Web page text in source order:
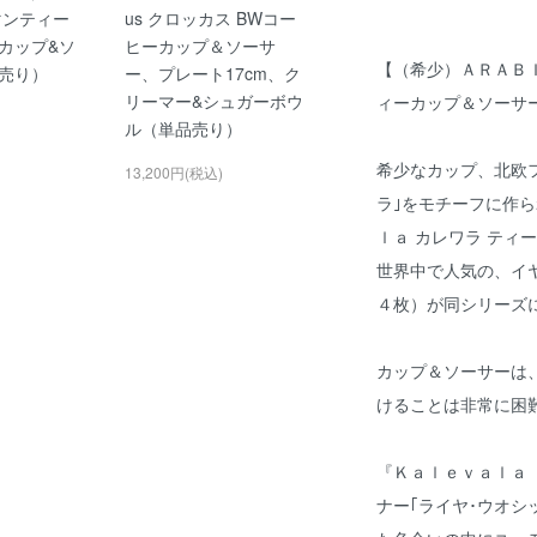
【（希少）ＡＲＡ
ィーカップ＆ソー
希少なカップ、北欧
ラ｣をモチーフに作
ｌａ カレワラ ティ
世界中で人気の、イ
４枚）が同シリーズ
カップ＆ソーサーは
けることは非常に困
『Ｋａｌｅｖａｌ
ナー｢ライヤ･ウオシ
ティー
ップ&ソ
り）
us クロッカス BWコー
ヒーカップ＆ソーサ
ー、プレート17cm、ク
リーマー&シュガーボウ
ル（単品売り）
13,200円(税込)